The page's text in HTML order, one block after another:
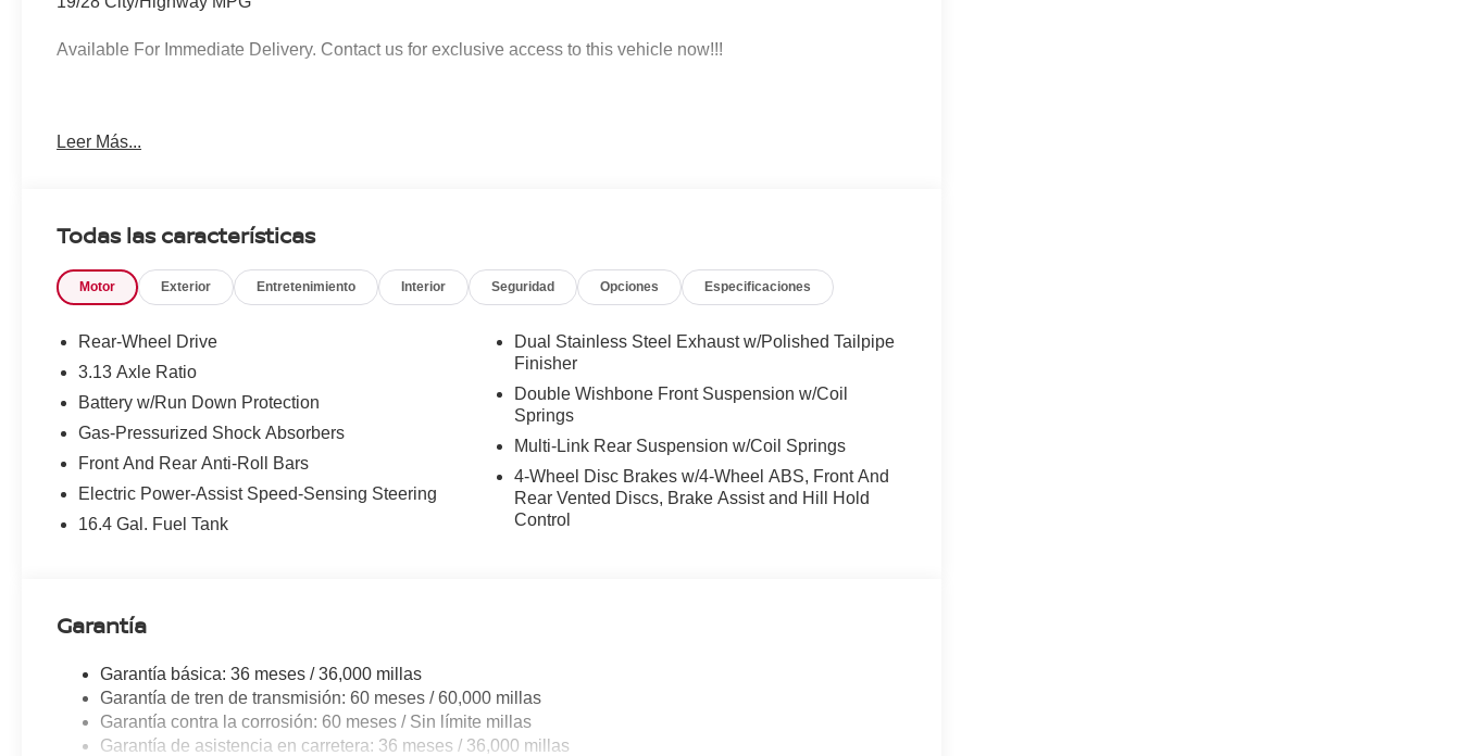
Available For Immediate Delivery. Contact us for exclusive access to this vehicle now!!!
760-777-8999.
Leer Más...
Todas las características
Motor Exterior Entretenimiento Interior Seguridad Opciones Especificaciones
Rear-Wheel Drive
3.13 Axle Ratio
Battery w/Run Down Protection
Gas-Pressurized Shock Absorbers
Front And Rear Anti-Roll Bars
Electric Power-Assist Speed-Sensing Steering
16.4 Gal. Fuel Tank
Dual Stainless Steel Exhaust w/Polished Tailpipe
Finisher
Double Wishbone Front Suspension w/Coil
Springs
Multi-Link Rear Suspension w/Coil Springs
4-Wheel Disc Brakes w/4-Wheel ABS, Front And
Rear Vented Discs, Brake Assist and Hill Hold
Control
Garantía
Garantía básica: 36 meses / 36,000 millas
Garantía de tren de transmisión: 60 meses / 60,000 millas
Garantía contra la corrosión: 60 meses / Sin límite millas
Garantía de asistencia en carretera: 36 meses / 36,000 millas